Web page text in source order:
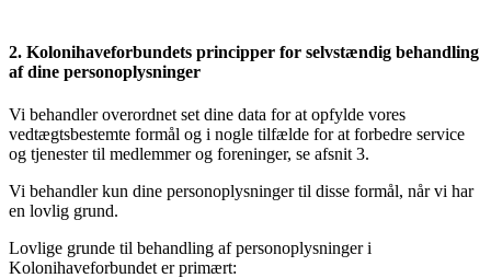
2. Kolonihaveforbundets principper for selvstændig behandling
af dine personoplysninger
Vi behandler overordnet set dine data for at opfylde vores
vedtægtsbestemte formål og i nogle tilfælde for at forbedre service
og tjenester til medlemmer og foreninger, se afsnit 3.
Vi behandler kun dine personoplysninger til disse formål, når vi har
en lovlig grund.
Lovlige grunde til behandling af personoplysninger i
Kolonihaveforbundet er primært: